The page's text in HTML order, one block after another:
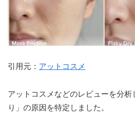
引用元： アットコスメ
アットコスメなどのレビューを分
り」の原因を特定しました。